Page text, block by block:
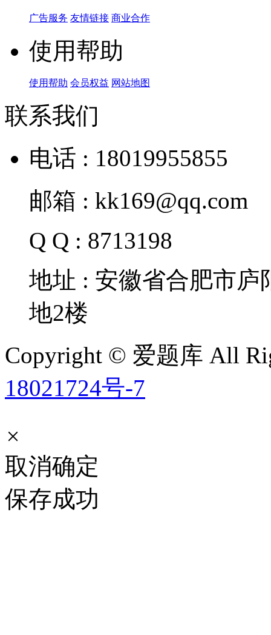
广告服务 友情链接 商业合作
使用帮助
使用帮助 会员权益 网站地图
联系我们
电话 : 18019955855
邮箱 : kk169@qq.com
Q Q : 8713198
地址 : 安徽省合肥市
地2楼
Copyright © 爱题库 All
18021724号-7
×
取消确定
保存成功